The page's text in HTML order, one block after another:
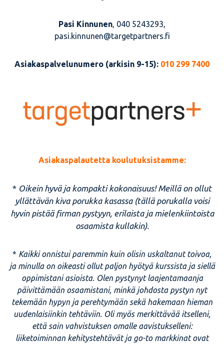
Pasi Kinnunen, 040 5243293,
pasi.kinnunen@targetpartners.fi
Asiakaspalvelunumero (arkisin 9-15): 010 299 7400
Asiakaspalautetta koulutuksistamme:
* Oikein hyvä ja kompakti kokonaisuus! Meillä on ollut
yllättävän kiva porukka kasassa (tällä porukalla voisi
hyvin pistää firman pystyyn, erilaista ja mielenkiintoista
osaamista kullakin).
* Kaikki onnistui paremmin kuin olisin uskaltanut toivoa,
ja minulla on oikeasti ollut paljon hyötyä kurssista ja siellä
oppimistani asioista. Olen pystynyt laajentamaanja
päivittämään osaamistani, minkä johdosta pystyn nyt
tekemään hypyn ja perehtymään sekä hakemaan hieman
uudenlaisiinkin tehtäviin. Oli myös merkittävää itselleni,
että sain vahvistuksen omalle aavistukselleni:
liiketoiminnan kehitystehtävät ja go-to markkinat ovat